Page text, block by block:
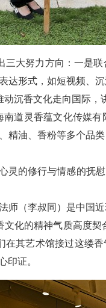
三大努力方向：一是
达形式，如短视频、
沉香文化走向国际，
道灵香蕴文化传媒
精油、香粉等多个品
的修行与情感的抚
师（李叔同）是中国
文化的精神气质高度
其艺术馆接过这缕
印证。